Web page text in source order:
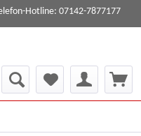
Hotline: 07142-7877177